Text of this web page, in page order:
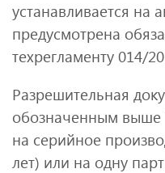
устанавливается на
предусмотрена
техрегламенту 014/
Разрешительная
обозначенным
на серийное
лет) или на одну